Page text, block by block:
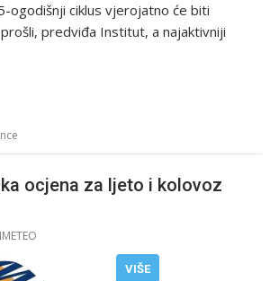
ogodišnji ciklus vjerojatno će biti
predviđa Institut, a najaktivniji
ocjena za ljeto i kolovoz
VIŠE